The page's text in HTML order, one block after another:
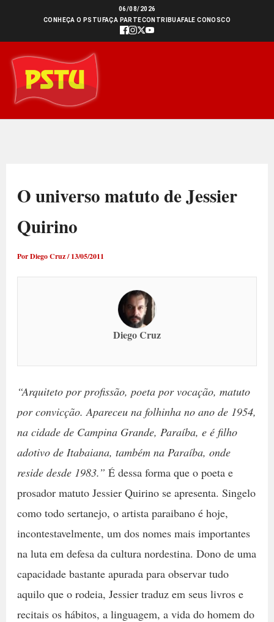
conteúdo
06/08/2026
CONHEÇA O PSTU FAÇA PARTECONTRIBUAFALE CONOSCO
O universo matuto de Jessier
Quirino
PorDiego Cruz/13/05/2011
Diego Cruz
“Arquiteto por profissão, poeta por vocação, matuto
por convicção. Apareceu na folhinha no ano de 1954,
na cidade de Campina Grande, Paraíba, e é filho
adotivo de Itabaiana, também na Paraíba, onde
reside desde 1983.” É dessa forma que o poeta e
prosador matuto Jessier Quirino se apresenta. Singelo
como todo sertanejo, o artista paraibano é hoje,
incontestavelmente, um dos nomes mais importantes
na luta em defesa da cultura nordestina. Dono de uma
capacidade bastante apurada para observar tudo
aquilo que o rodeia, Jessier traduz em seus livros e
recitais os hábitos, a linguagem, a vida do homem do